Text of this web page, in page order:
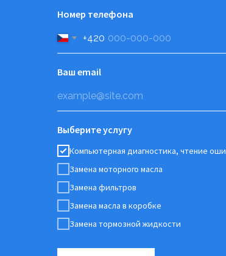
Номер телефона
+420
Ваш email
Выберите услугу
Компьютерная диагностика, чтение
Замена моторного масла
Замена фильтров
Замена масла в коробке
Замена тормозной жидкости